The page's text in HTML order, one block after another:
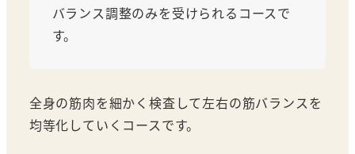
バランス調整のみを受けられるコースで
す。
全身の筋肉を細かく検査して左右の筋バランスを
均等化していくコースです。